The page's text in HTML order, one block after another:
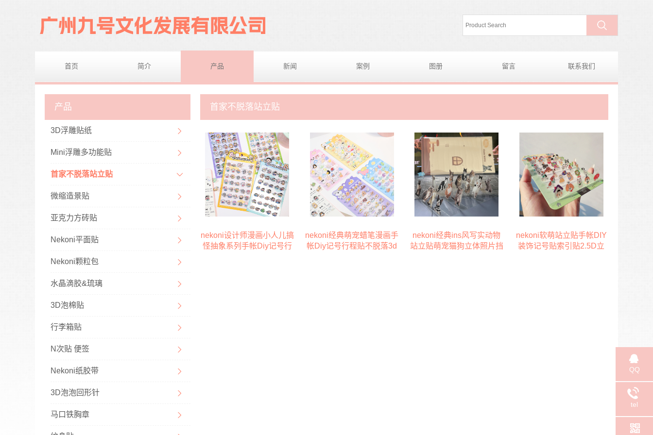
首页 简介 产品 新闻 案例 图册 留言 联系我们
首家不脱落站立贴
nekoni设计师漫画小人儿搞
怪抽象系列手帐Diy记号行
nekoni经典萌宠蜡笔漫画手
帐Diy记号行程贴不脱落3d
nekoni经典ins风写实动物
站立贴萌宠猫狗立体照片挡
nekoni软萌站立贴手帐DIY
装饰记号贴索引贴2.5D立
产品
3D浮雕贴纸
Mini浮雕多功能贴
首家不脱落站立贴
微缩造景贴
亚克力方砖贴
Nekoni平面贴
Nekoni颗粒包
水晶滴胶&琉璃
3D泡棉贴
行李箱贴
N次贴 便签
Nekoni纸胶带
3D泡泡回形针
马口铁胸章
QQ
tel